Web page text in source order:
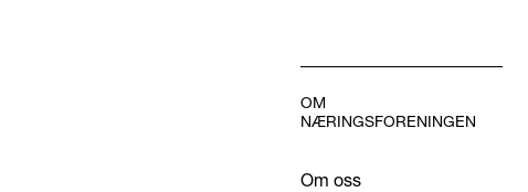
OM
NÆRINGSFORENINGEN
Om oss